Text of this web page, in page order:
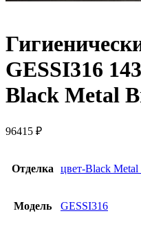
GESSI316
Black Metal
96415 ₽
Отделка цвет-Black
Модель GESSI316